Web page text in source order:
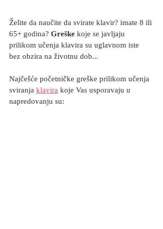
Želite da naučite da svirate klavir? imate 8 ili
65+ godina? Greške koje se javljaju
prilikom učenja klavira su uglavnom iste
bez obzira na životnu dob...
Najčešće početničke greške prilikom učenja
sviranja klavira koje Vas usporavaju u
napredovanju su: